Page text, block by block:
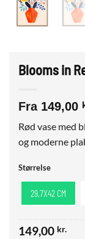
Blooms in
Fra 149,00
Rød vase med
og moderne
Størrelse
29,7X42 CM
149,00 kr.